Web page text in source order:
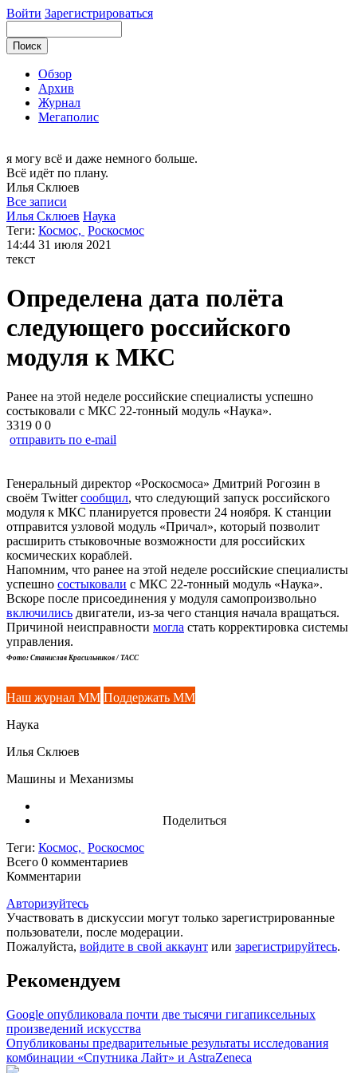
Войти Зарегистрироваться
Обзор
Архив
Журнал
Мегаполис
я могу всё и даже немного больше.
Всё идёт по плану.
Илья Склюев
Все записи
Илья Склюев Наука
Теги: Космос, Роскосмос
14:44 31 июля 2021
текст
Определена дата полёта
следующего российского
модуля к МКС
Ранее на этой неделе российские специалисты успешно
состыковали с МКС 22-тонный модуль «Наука».
3319 0 0
отправить по e-mail
Генеральный директор «Роскосмоса» Дмитрий Рогозин в
своём Twitterсообщил, что следующий запуск российского
модуля к МКС планируется провести 24 ноября. К станции
отправится узловой модуль «Причал», который позволит
расширить стыковочные возможности для российских
космических кораблей.
Напомним, что ранее на этой неделе российские специалисты
успешно состыковали с МКС 22-тонный модуль «Наука».
Вскоре после присоединения у модуля самопроизвольно
включились двигатели, из-за чего станция начала вращаться.
Причиной неисправности могла стать корректировка системы
управления.
Фото: Станислав Красильников / ТАСС
Наш журнал ММ Поддержать ММ
Наука
Илья Склюев
Машины и Механизмы
Поделиться
Теги: Космос, Роскосмос
Всего 0 комментариев
Комментарии
Авторизуйтесь
Участвовать в дискуссии могут только зарегистрированные
пользователи, после модерации.
Пожалуйста, войдите в свой аккаунт или зарегистрируйтесь.
Рекомендуем
Google опубликовала почти две тысячи гигапиксельных
произведений искусства
Опубликованы предварительные результаты исследования
комбинации «Спутника Лайт» и AstraZeneca